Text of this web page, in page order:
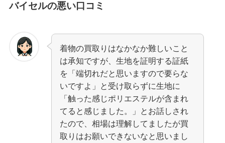
バイセルの悪い口コミ
着物の買取りはなかなか難しいこと
は承知ですが、生地を証明する証紙
を「端切れだと思いますので要らな
いですよ」と受け取らずに生地に
「触った感じポリエステルが含まれ
てると感じました。」とお話しされ
たので、相場は理解してましたが買
取りはお願いできないなと思いまし